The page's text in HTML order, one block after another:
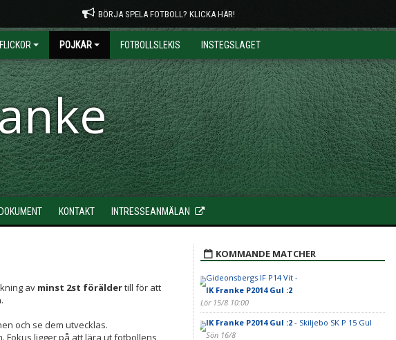
BÖRJA SPELA FOTBOLL? KLICKA HÄR!
FLICKOR POJKAR FOTBOLLSLEKIS INSTEGSLAGET
DOKUMENT KONTAKT INTRESSEANMÄLAN
av minst 2st föräldertill för att
och se dem utvecklas.
Fokus ligger på att lära ut fotbollens
KOMMANDE MATCHER
Gideonsbergs IF P14 Vit -
IK Franke P2014 Gul :2
Lör 15/8 10:00
IK Franke P2014 Gul :2- Skiljebo SK P 15 Gul
Sön 16/8